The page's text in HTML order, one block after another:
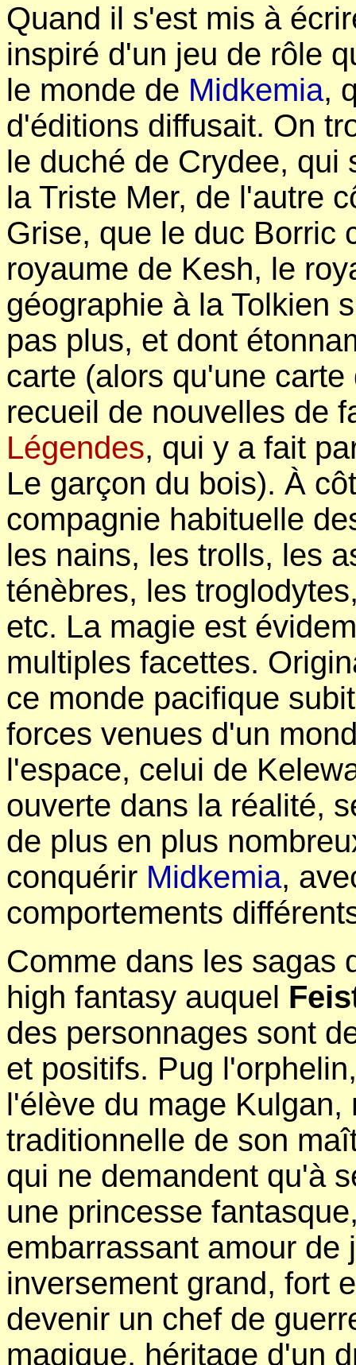
Quand il s'est mis à
inspiré d'un jeu de rôle
le monde de Midkemia,
d'éditions diffusait. On
le duché de Crydee, qui
la Triste Mer, de l'autre
Grise, que le duc Borric
royaume de Kesh, le
géographie à la Tolkien
pas plus, et dont
carte (alors qu'une
recueil de nouvelles de
Légendes, qui y a fait
Le garçon du bois). À
compagnie habituelle
les nains, les trolls, les
ténèbres, les
etc. La magie est
multiples facettes.
ce monde pacifique
forces venues d'un
l'espace, celui de
ouverte dans la réalité,
de plus en plus
conquérir Midkemia,
comportements
Comme dans les sagas
high fantasy auquel
des personnages sont
et positifs. Pug
l'élève du mage
traditionnelle de son
qui ne demandent qu'à
une princesse
embarrassant amour de
inversement grand, fort
devenir un chef de
magique, héritage d'un